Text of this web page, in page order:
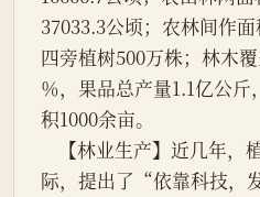
37033.3公顷；农林间作面
四旁植树500万株；林木
％，果品总产量1.1亿公斤
积1000余亩。
际，提出了“依靠科技，